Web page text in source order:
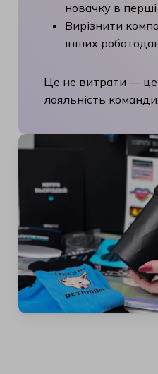
новачку в перші
Вирізнити
інших
Це не витрати — це
лояльність команди.